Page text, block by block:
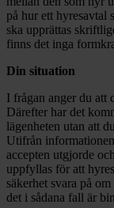
på hur ett hyresavtal
ska upprättas
finns det inga
Din situation
I frågan anger du att
Därefter har det
lägenheten utan att
Utifrån
accepten utgjorde
uppfyllas för att
säkerhet svara på
det i sådana fall är